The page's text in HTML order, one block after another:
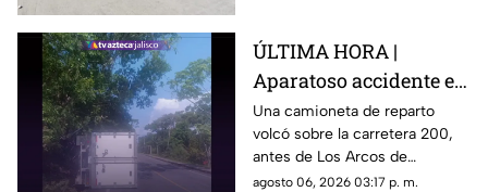
ÚLTIMA HORA |
Aparatoso accidente en
Puerto Vallarta:
reportan volcadura
antes de Mismaloya
Una camioneta de reparto
volcó sobre la carretera 200,
antes de Los Arcos de
Mismaloya; esto se sabe al
agosto 06, 2026 03:17 p. m.